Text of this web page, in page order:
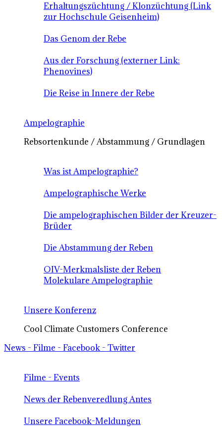
Erhaltungszüchtung / Klonzüchtung (Link
zur Hochschule Geisenheim)
Das Genom der Rebe
Aus der Forschung (externer Link:
Phenovines)
Die Reise in Innere der Rebe
Ampelographie
Rebsortenkunde / Abstammung / Grundlagen
Was ist Ampelographie?
Ampelographische Werke
Die ampelographischen Bilder der Kreuzer-
Brüder
Die Abstammung der Reben
OIV-Merkmalsliste der Reben
Molekulare Ampelographie
Unsere Konferenz
Cool Climate Customers Conference
News - Filme - Facebook - Twitter
Filme - Events
News der Rebenveredlung Antes
Unsere Facebook-Meldungen